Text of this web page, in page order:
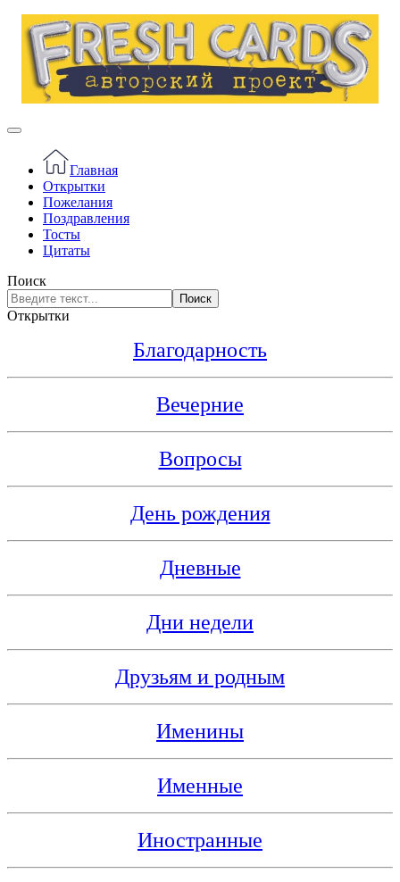
Главная
Открытки
Пожелания
Поздравления
Тосты
Цитаты
Поиск
Поиск
Открытки
Благодарность
Вечерние
Вопросы
День рождения
Дневные
Дни недели
Друзьям и родным
Именины
Именные
Иностранные